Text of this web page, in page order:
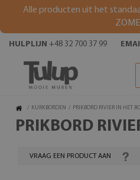
Alle producten uit het
HULPLIJN +48 32 700 37 99
/ KURKBORDEN / PRIKBORD RIVIER IN HET
PRIKBORD
VRAAG EEN PRODUCT AAN